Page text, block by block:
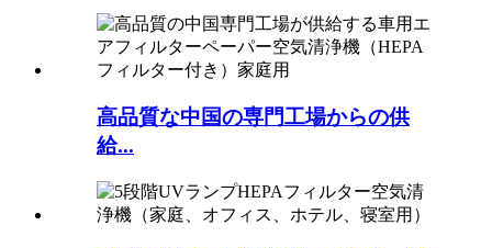
高品質な中国の専門工場からの供
給...